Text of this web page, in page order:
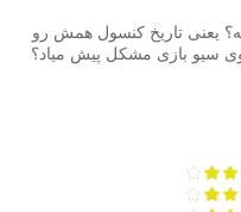
یعنی تاریخ کنسول همش رو